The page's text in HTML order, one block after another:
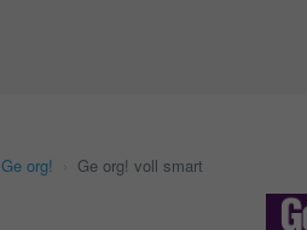
Ge org! Ge org! voll smart